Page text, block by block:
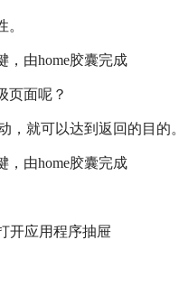
页面呢？
，就可以达到返回的目的。
开应用程序抽屉